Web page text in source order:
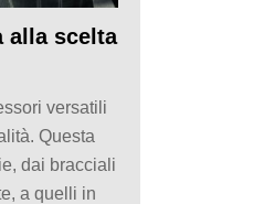
alla scelta
versatili
Questa
dai bracciali
a quelli in